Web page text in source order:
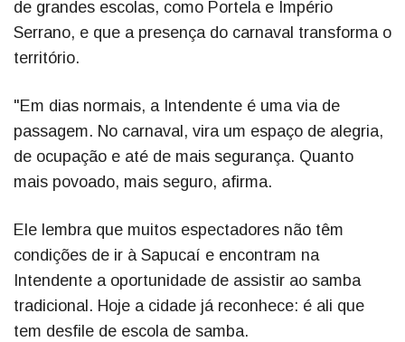
de grandes escolas, como Portela e Império
Serrano, e que a presença do carnaval transforma o
território.
"Em dias normais, a Intendente é uma via de
passagem. No carnaval, vira um espaço de alegria,
de ocupação e até de mais segurança. Quanto
mais povoado, mais seguro, afirma.
Ele lembra que muitos espectadores não têm
condições de ir à Sapucaí e encontram na
Intendente a oportunidade de assistir ao samba
tradicional. Hoje a cidade já reconhece: é ali que
tem desfile de escola de samba.